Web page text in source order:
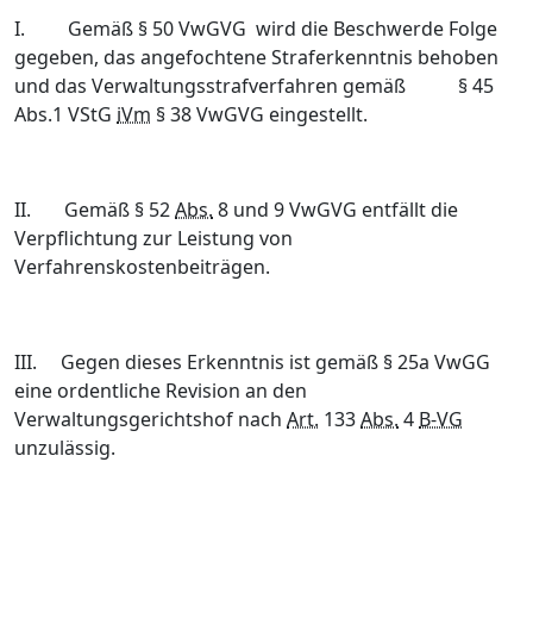
I.
Gemäß § 50 VwGVG wird die Beschwerde Folge
gegeben, das angefochtene Straferkenntnis behoben
und das Verwaltungsstrafverfahren gemäß § 45
Abs.1 VStG iVm § 38 VwGVG eingestellt.
II. Gemäß § 52Abs. 8 und 9 VwGVG entfällt die
Verpflichtung zur Leistung von
Verfahrenskostenbeiträgen.
III.
Gegen dieses Erkenntnis ist gemäß § 25a VwGG
eine ordentliche Revision an den
Verwaltungsgerichtshof nach Art. 133Abs. 4 B-VG
unzulässig.